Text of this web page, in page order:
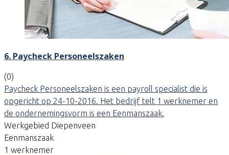
6. Paycheck Personeelszaken
(0)
Paycheck Personeelszaken is een payroll specialist die is
opgericht op 24-10-2016. Het bedrijf telt 1 werknemer en
de ondernemingsvorm is een Eenmanszaak.
Werkgebied Diepenveen
Eenmanszaak
1 werknemer